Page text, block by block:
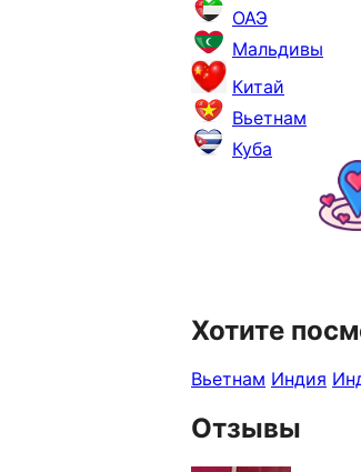
ОАЭ
Мальдивы
Китай
Вьетнам
Куба
Хотите
Вьетнам Индия
Отзывы